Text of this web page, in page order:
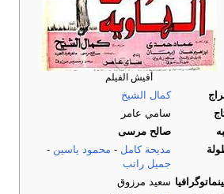
أفيش الفيلم
كمال الشيخ
سامي عامر
صالح مرسى
مديحة كامل - محمود ياسين -
جميل راتب
سعيد مرزوق